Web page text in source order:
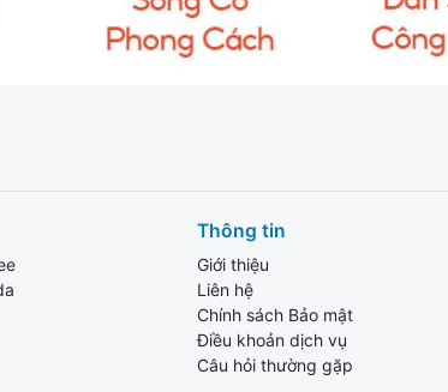
Thông tin
Giới thiệu
Liên hệ
Chính sách Bảo mật
Điều khoản dịch vụ
Câu hỏi thường gặp